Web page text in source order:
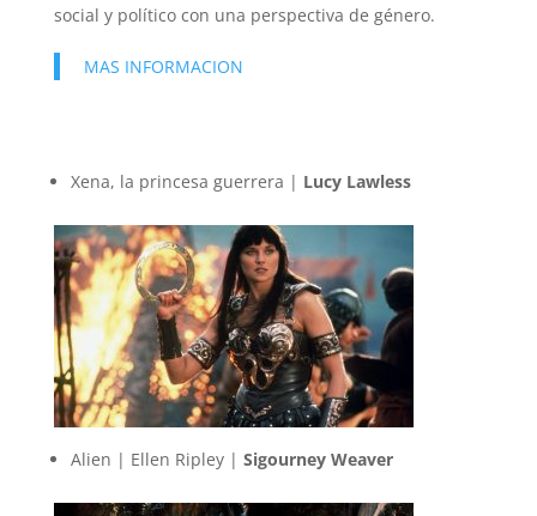
social y político con una perspectiva de género.
MAS INFORMACION
Xena, la princesa guerrera | Lucy Lawless
Alien | Ellen Ripley | Sigourney Weaver